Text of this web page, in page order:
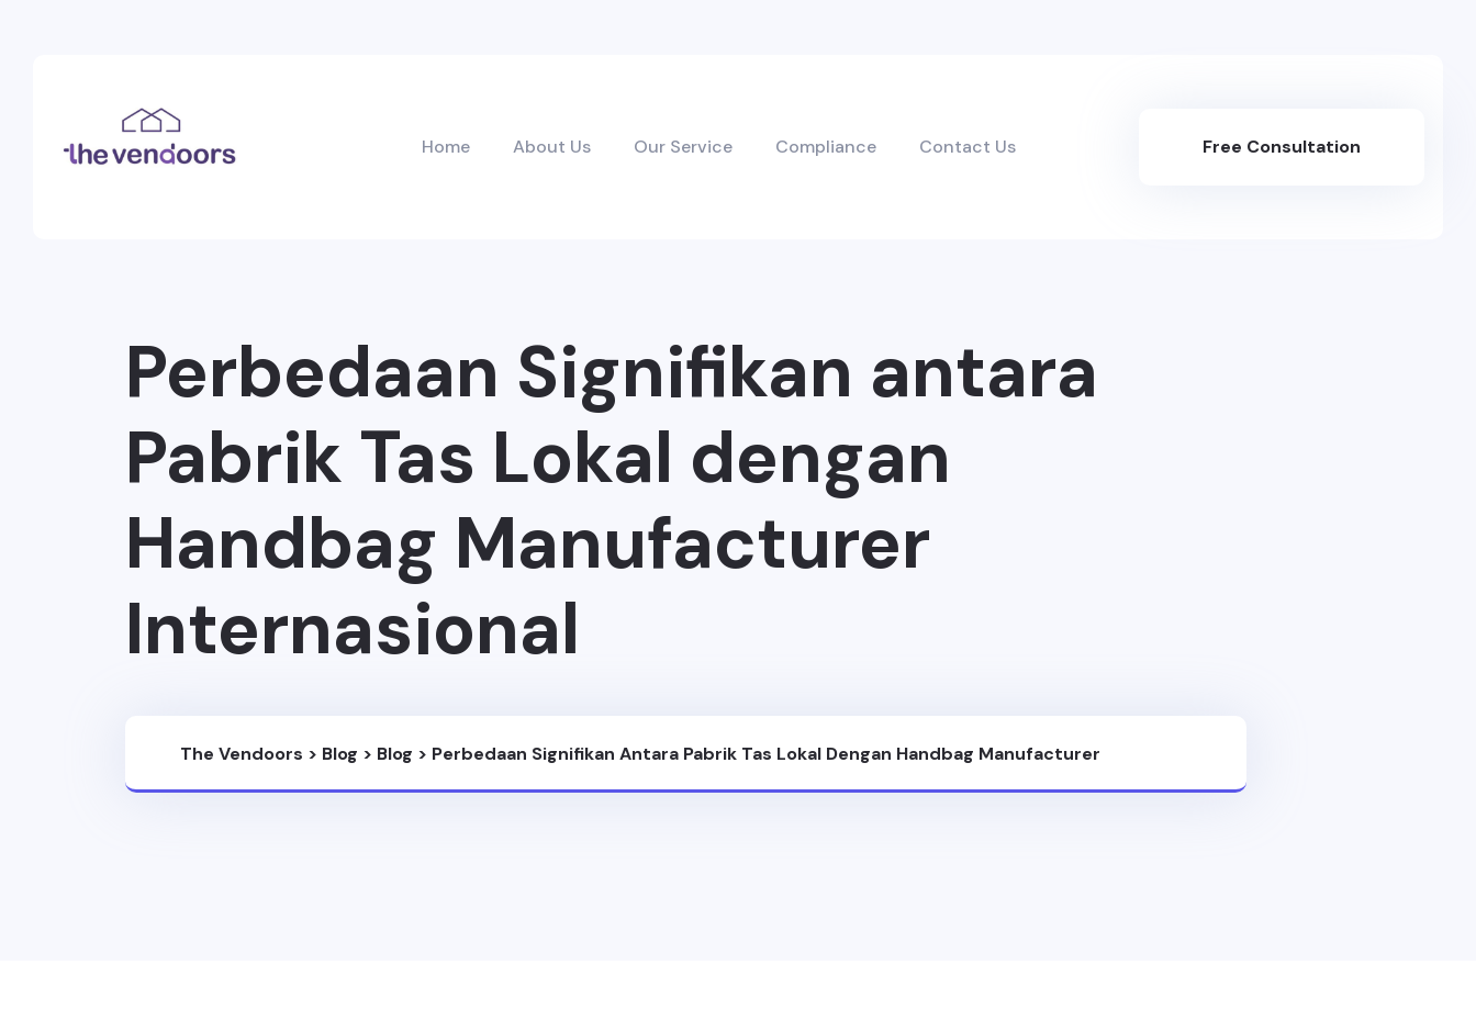
Home About Us Our Service Compliance Contact Us Free Consultation
Perbedaan Signifikan antara
Pabrik Tas Lokal dengan
Handbag Manufacturer
Internasional
The Vendoors > Blog > Blog > Perbedaan Signifikan Antara Pabrik Tas Lokal Dengan Handbag Manufacturer